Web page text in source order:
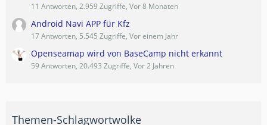
11 Antworten, 2.959 Zugriffe, Vor 8 Monaten
Android Navi APP für Kfz
17 Antworten, 5.545 Zugriffe, Vor einem Jahr
Openseamap wird von BaseCamp nicht erkannt
59 Antworten, 20.493 Zugriffe, Vor 2 Jahren
Themen-Schlagwortwolke